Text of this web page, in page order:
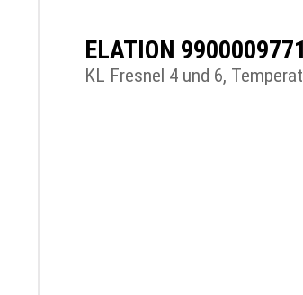
ELATION 9900009771
KL Fresnel 4 und 6,